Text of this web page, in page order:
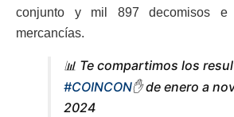
conjunto y mil 897 decomisos e
mercancías.
📊 Te compartimos los
#COINCON✋ de enero a
2024